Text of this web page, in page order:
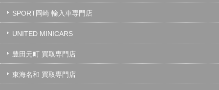
SPORT岡崎 輸入車専門店
UNITED MINICARS
豊田元町 買取専門店
東海名和 買取専門店